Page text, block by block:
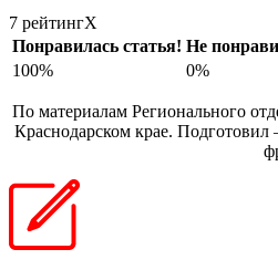
7 рейтингX
Понравилась статья! Не
100%
0%
По материалам Регионального
Краснодарском крае.